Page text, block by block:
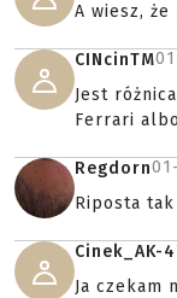
A wiesz,
CINcinTM
Jest
Ferrari
Regdorn
Riposta
Cinek_AK-
Ja czekam